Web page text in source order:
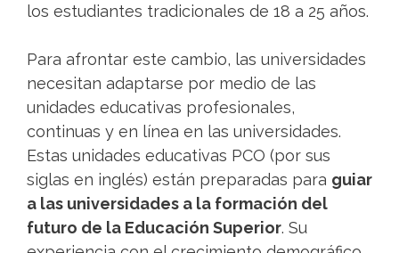
los estudiantes tradicionales de 18 a 25 años.
Para afrontar este cambio, las universidades
necesitan adaptarse por medio de las
unidades educativas profesionales,
continuas y en línea en las universidades.
Estas unidades educativas PCO (por sus
siglas en inglés) están preparadas para guiar
a las universidades a la formación del
futuro de la Educación Superior. Su